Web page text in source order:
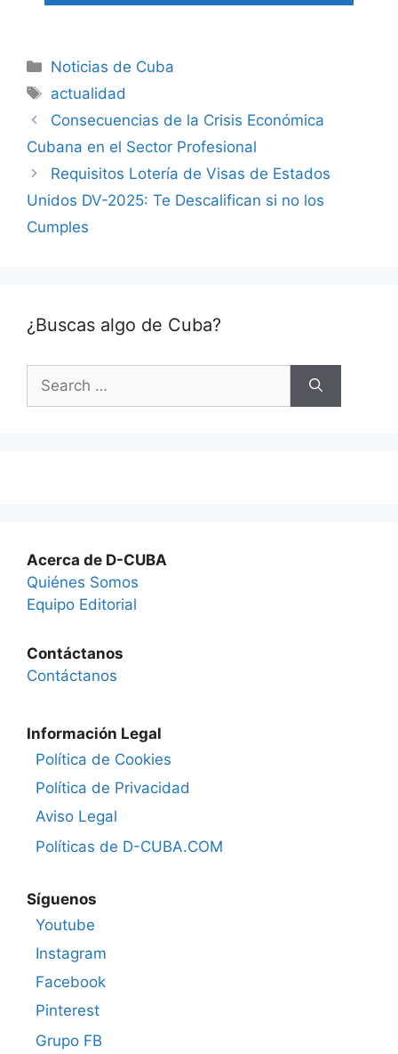
Categories
Noticias de Cuba
Tags
actualidad
Consecuencias de la Crisis Económica
Cubana en el Sector Profesional
Requisitos Lotería de Visas de Estados
Unidos DV-2025: Te Descalifican si no los
Cumples
¿Buscas algo de Cuba?
Search
for:
Acerca de D-CUBA
Quiénes Somos
Equipo Editorial
Contáctanos
Contáctanos
Información Legal
Política de Cookies
Política de Privacidad
Aviso Legal
Políticas de D-CUBA.COM
Síguenos
Youtube
Instagram
Facebook
Pinterest
Grupo FB